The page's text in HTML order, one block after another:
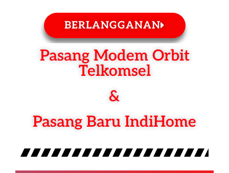
BERLANGGANAN
Pasang Modem Orbit
Telkomsel
&
Pasang Baru IndiHome